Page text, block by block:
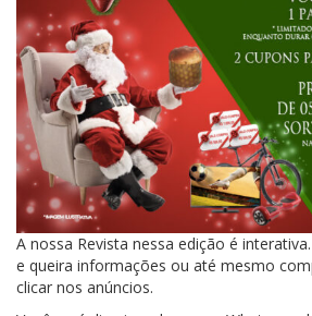
A nossa Revista nessa edição é
e queira informações ou até mesmo
clicar nos anúncios.